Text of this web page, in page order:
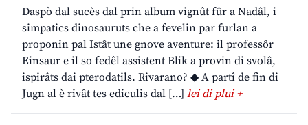
Daspò dal sucès dal prin album vignût fûr a Nadâl, i
simpatics dinosauruts che a fevelin par furlan a
proponin pal Istât une gnove aventure: il professôr
Einsaur e il so fedêl assistent Blik a provin di svolâ,
ispirâts dai pterodatils. Rivarano? ◆ A partî de fin di
Jugn al è rivât tes ediculis dal […] lei di plui +